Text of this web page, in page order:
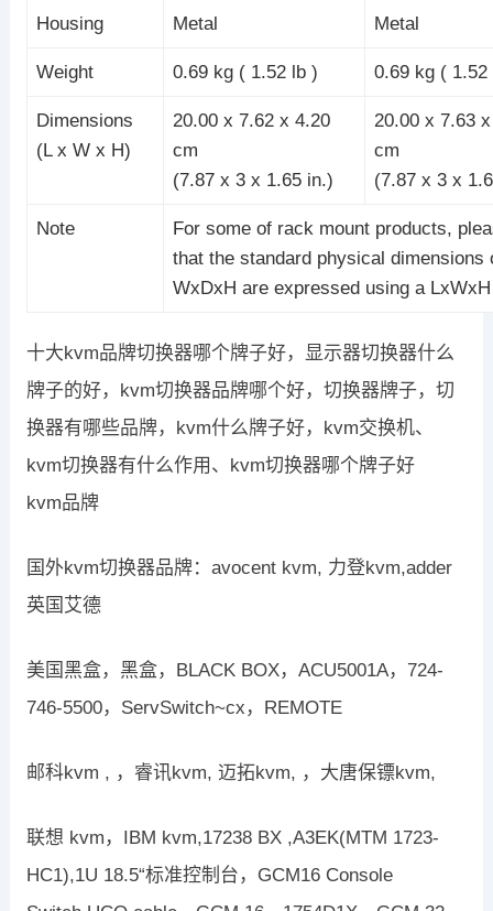
Housing Metal Metal
Weight 0.69 kg ( 1.52 lb ) 0.69 kg ( 1.52
Dimensions
(L x W x H)
20.00 x 7.62 x 4.20
cm
(7.87 x 3 x 1.65 in.)
20.00 x 7.63
cm
(7.87 x 3 x
Note
For some of rack mount products,
that the standard physical dimensions
WxDxH are expressed using a
十大kvm品牌切换器哪个牌子好，显示器切换器什么
牌子的好，kvm切换器品牌哪个好，切换器牌子，切
换器有哪些品牌，kvm什么牌子好，kvm交换机、
kvm切换器有什么作用、kvm切换器哪个牌子好
kvm品牌
国外kvm切换器品牌：avocent kvm, 力登kvm,adder
英国艾德
美国黑盒，黑盒，BLACK BOX，ACU5001A，724-
746-5500，ServSwitch~cx，REMOTE
邮科kvm , ，睿讯kvm, 迈拓kvm, ，大唐保镖kvm,
联想 kvm，IBM kvm,17238 BX ,A3EK(MTM 1723-
HC1),1U 18.5“标准控制台，GCM16 Console